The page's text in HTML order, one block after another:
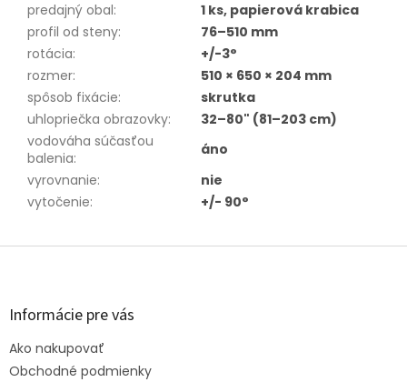
predajný obal:
1 ks, papierová krabica
profil od steny:
76–510 mm
rotácia:
+/-3°
rozmer:
510 × 650 × 204 mm
spôsob fixácie:
skrutka
uhlopriečka obrazovky:
32–80" (81–203 cm)
vodováha súčasťou
balenia:
áno
vyrovnanie:
nie
vytočenie: +/- 90°
Z
Informácie pre vás
Ako nakupovať
Obchodné podmienky